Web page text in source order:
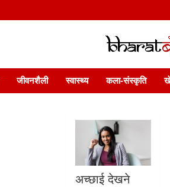
भारत
और फ़ीचर. भारत बोलेगा हिंदी न्यूज़ वेबसाइट
जीवनशैली स्वास्थ्य कला-संस्कृति
अच्छाई देखने